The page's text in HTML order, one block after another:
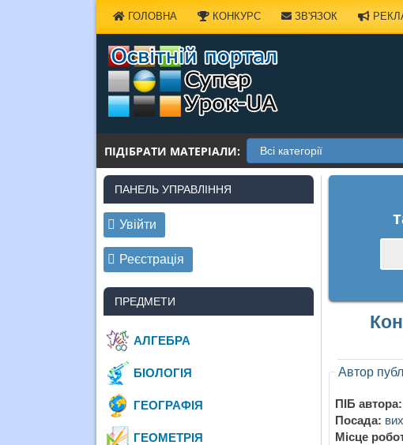
ГОЛОВНА КОНКУРС ЗВ'ЯЗОК
ПІДІБРАТИ МАТЕРІАЛИ:
Автор
ПІБ автора:
Посада:
Місце
ПАНЕЛЬ УПРАВЛІННЯ
Увійти
Реєстрація
ПРЕДМЕТИ
АЛГЕБРА
БІОЛОГІЯ
ГЕОГРАФІЯ
ГЕОМЕТРІЯ